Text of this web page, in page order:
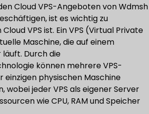
Cloud VPS-Angeboten von Wdmsh
ist es wichtig zu
VPS ist. Ein VPS (Virtual Private
Maschine, die auf einem
Durch die
können mehrere VPS-
einzigen physischen Maschine
wobei jeder VPS als eigener Server
wie CPU, RAM und Speicher